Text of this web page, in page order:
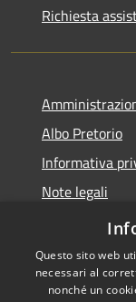
Richiesta
Albo Pretorio
Informativa
Note legali
Dichiarazione
Questo sito web
necessari al
nonché un